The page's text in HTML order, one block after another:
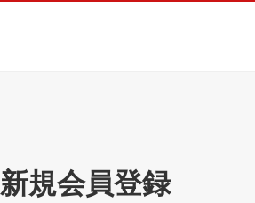
新規会員登録